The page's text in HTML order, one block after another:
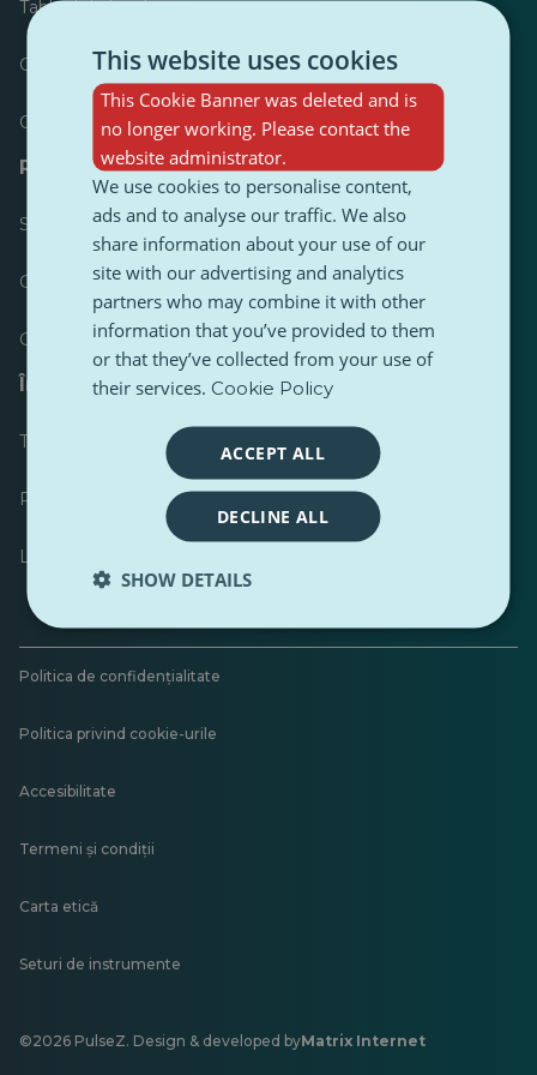
Tabloul de bord
Cele mai publicate
Cele mai urmărite
Resurse pentru jurnaliști
Seturi de instrumente
Ghid de stil pentru conținut PulseZ
Ghid de postare pentru contributori PulseZ
Întrebări frecvente
Trimiteți o cerere
Raportați o problemă
Lăsați feedback
Politica de confidențialitate
Politica privind cookie-urile
Accesibilitate
Termeni și condiții
Carta etică
Seturi de instrumente
©2026 PulseZ. Design & developed byMatrix Internet
Se
This website uses cookies
This Cookie Banner was deleted and is
no longer working. Please contact the
website administrator.
We use cookies to personalise content,
ads and to analyse our traffic. We also
share information about your use of our
site with our advertising and analytics
partners who may combine it with other
information that you’ve provided to them
or that they’ve collected from your use of
their services. Cookie Policy
ACCEPT ALL
DECLINE ALL
SHOW DETAILS